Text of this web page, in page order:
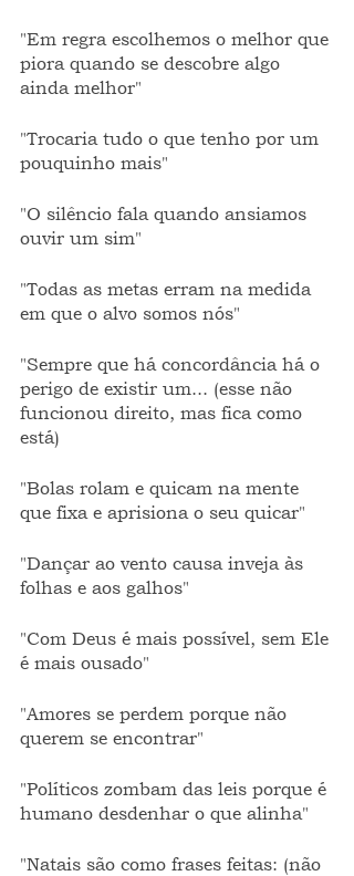
"Em regra escolhemos o melhor que
piora quando se descobre algo
ainda melhor"
"Trocaria tudo o que tenho por um
pouquinho mais"
"O silêncio fala quando ansiamos
ouvir um sim"
"Todas as metas erram na medida
em que o alvo somos nós"
"Sempre que há concordância há o
perigo de existir um... (esse não
funcionou direito, mas fica como
está)
"Bolas rolam e quicam na mente
que fixa e aprisiona o seu quicar"
"Dançar ao vento causa inveja às
folhas e aos galhos"
"Com Deus é mais possível, sem Ele
é mais ousado"
"Amores se perdem porque não
querem se encontrar"
"Políticos zombam das leis porque é
humano desdenhar o que alinha"
"Natais são como frases feitas: (não